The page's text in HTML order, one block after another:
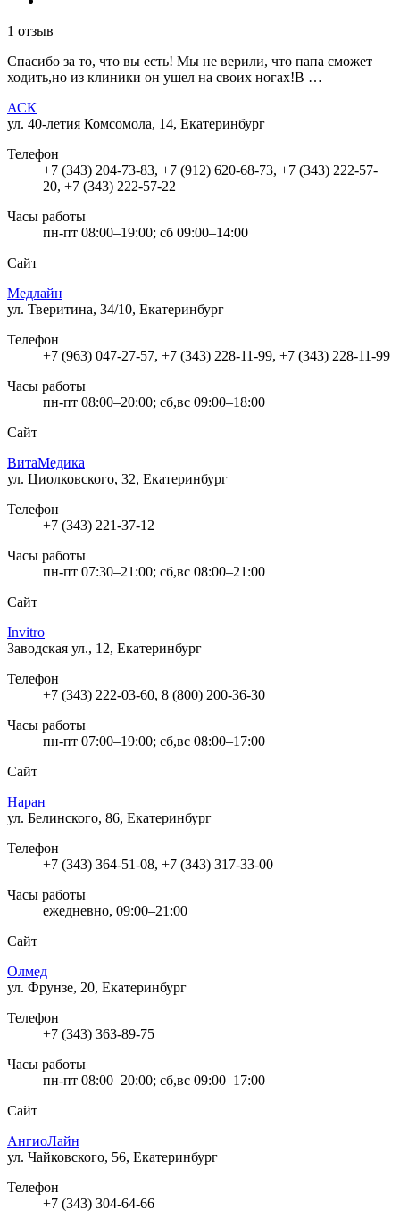
1 отзыв
Спасибо за то, что вы есть! Мы не верили, что папа сможет
ходить,но из клиники он ушел на своих ногах!В …
АСК
ул. 40-летия Комсомола, 14, Екатеринбург
Телефон
+7 (343) 204-73-83, +7 (912) 620-68-73, +7 (343) 222-57-
20, +7 (343) 222-57-22
Часы работы
пн-пт 08:00–19:00; сб 09:00–14:00
Сайт
Медлайн
ул. Тверитина, 34/10, Екатеринбург
Телефон
+7 (963) 047-27-57, +7 (343) 228-11-99, +7 (343) 228-11-99
Часы работы
пн-пт 08:00–20:00; сб,вс 09:00–18:00
Сайт
ВитаМедика
ул. Циолковского, 32, Екатеринбург
Телефон
+7 (343) 221-37-12
Часы работы
пн-пт 07:30–21:00; сб,вс 08:00–21:00
Сайт
Invitro
Заводская ул., 12, Екатеринбург
Телефон
+7 (343) 222-03-60, 8 (800) 200-36-30
Часы работы
пн-пт 07:00–19:00; сб,вс 08:00–17:00
Сайт
Наран
ул. Белинского, 86, Екатеринбург
Телефон
+7 (343) 364-51-08, +7 (343) 317-33-00
Часы работы
ежедневно, 09:00–21:00
Сайт
Олмед
ул. Фрунзе, 20, Екатеринбург
Телефон
+7 (343) 363-89-75
Часы работы
пн-пт 08:00–20:00; сб,вс 09:00–17:00
Сайт
АнгиоЛайн
ул. Чайковского, 56, Екатеринбург
Телефон
+7 (343) 304-64-66